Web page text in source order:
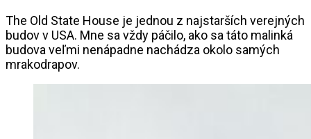
The Old State House je jednou z najstarších verejných
budov v USA. Mne sa vždy páčilo, ako sa táto malinká
budova veľmi nenápadne nachádza okolo samých
mrakodrapov.